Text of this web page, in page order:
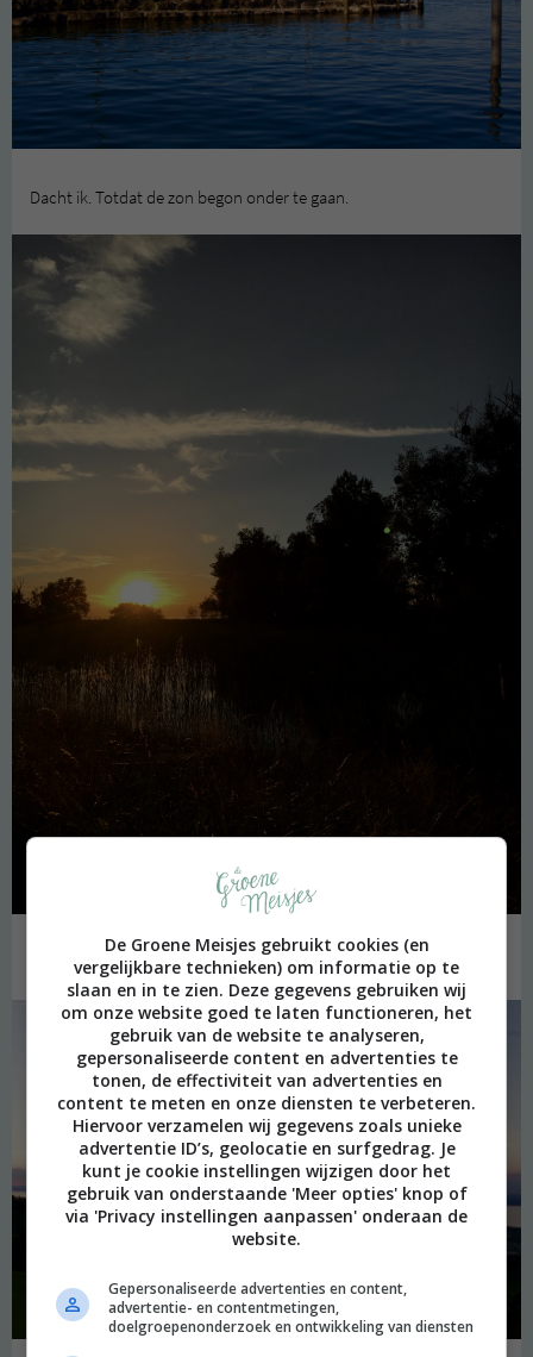
Dacht ik. Totdat de zon begon onder te gaan.
En we met de auto per ongeluk in Oostenrijk belandden.
De Groene Meisjes gebruikt cookies (en
vergelijkbare technieken) om informatie op te
slaan en in te zien. Deze gegevens gebruiken wij
om onze website goed te laten functioneren, het
gebruik van de website te analyseren,
gepersonaliseerde content en advertenties te
tonen, de effectiviteit van advertenties en
content te meten en onze diensten te verbeteren.
Hiervoor verzamelen wij gegevens zoals unieke
advertentie ID’s, geolocatie en surfgedrag. Je
kunt je cookie instellingen wijzigen door het
gebruik van onderstaande 'Meer opties' knop of
via 'Privacy instellingen aanpassen' onderaan de
website.
Gepersonaliseerde advertenties en content,
advertentie- en contentmetingen,
doelgroepenonderzoek en ontwikkeling van diensten